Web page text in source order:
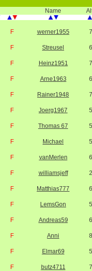
Name
F werner1955
F Streusel
F Heinz1951
F Arne1963
F Rainer1948
F Joerg1967
F Thomas 67
F Michael
F vanMerlen
F williamsjeff
F Matthias777
F LemsGon
F Andreas59
F Anni
F Elmar69
F butz4711